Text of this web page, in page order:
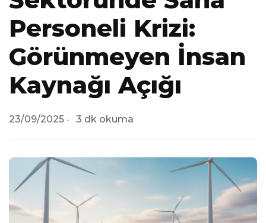
Personeli Krizi:
Görünmeyen İnsan
Kaynağı Açığı
23/09/2025 3 dk okuma